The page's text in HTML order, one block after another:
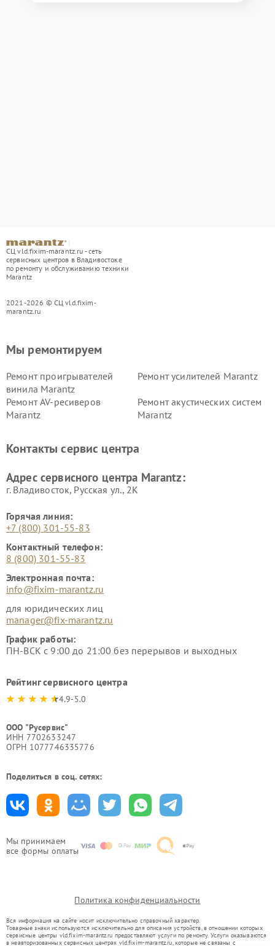
СЦ vld.fixim-marantz.ru - сеть
сервисных центров в Владивостоке
по ремонту и обслуживанию техники
Marantz
2021-2026 © СЦ vld.fixim-
marantz.ru
Мы принимаем
все формы оплаты
Мы ремонтируем
Ремонт проигрывателей
винила Marantz
Ремонт усилителей Marantz
Ремонт AV-ресиверов
Marantz
Ремонт акустических систем
Marantz
Контакты сервис центра
Адрес сервисного центра Marantz:
г. Владивосток, Русская ул., 2К
Горячая линия:
+7 (800) 301-55-83
Контактный телефон:
8 (800) 301-55-83
Электронная почта:
info@fixim-marantz.ru
для юридических лиц
manager@fix-marantz.ru
График работы:
ПН-ВСК с 9:00 до 21:00 без перерывов и выходных
Рейтинг сервисного центра
4.9-5.0
ООО "Русервис"
ИНН 7702633247
ОГРН 1077746335776
Поделиться в соц. сетях:
Политика конфиденциальности
Вся информация на сайте носит исключительно справочный характер.
Товарные знаки используются исключительно для описания устройств, в отношении которых
сервисные центры vld.fixim-marantz.ru предоставляют услуги по ремонту. Услуги оказываются
в неавторизованных сервисных центрах vld.fixim-marantz.ru, которые не связаны с